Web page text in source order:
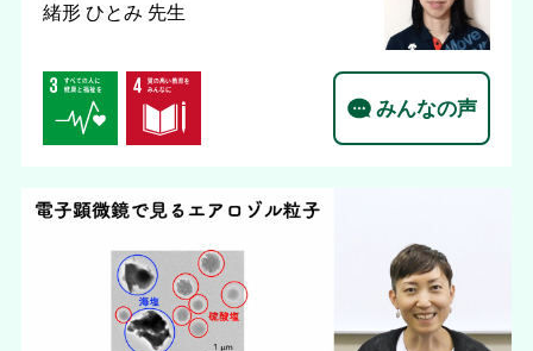
緒形 ひとみ 先生
みんなの声